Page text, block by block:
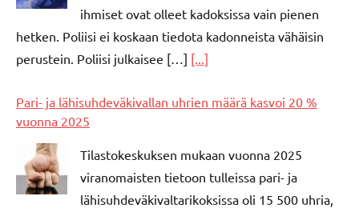
ihmiset ovat olleet kadoksissa vain pienen
hetken. Poliisi ei koskaan tiedota kadonneista vähäisin
perustein. Poliisi julkaisee […] [...]
Pari- ja lähisuhdeväkivallan uhrien määrä kasvoi 20 %
vuonna 2025
Tilastokeskuksen mukaan vuonna 2025
viranomaisten tietoon tulleissa pari- ja
lähisuhdeväkivaltarikoksissa oli 15 500 uhria,